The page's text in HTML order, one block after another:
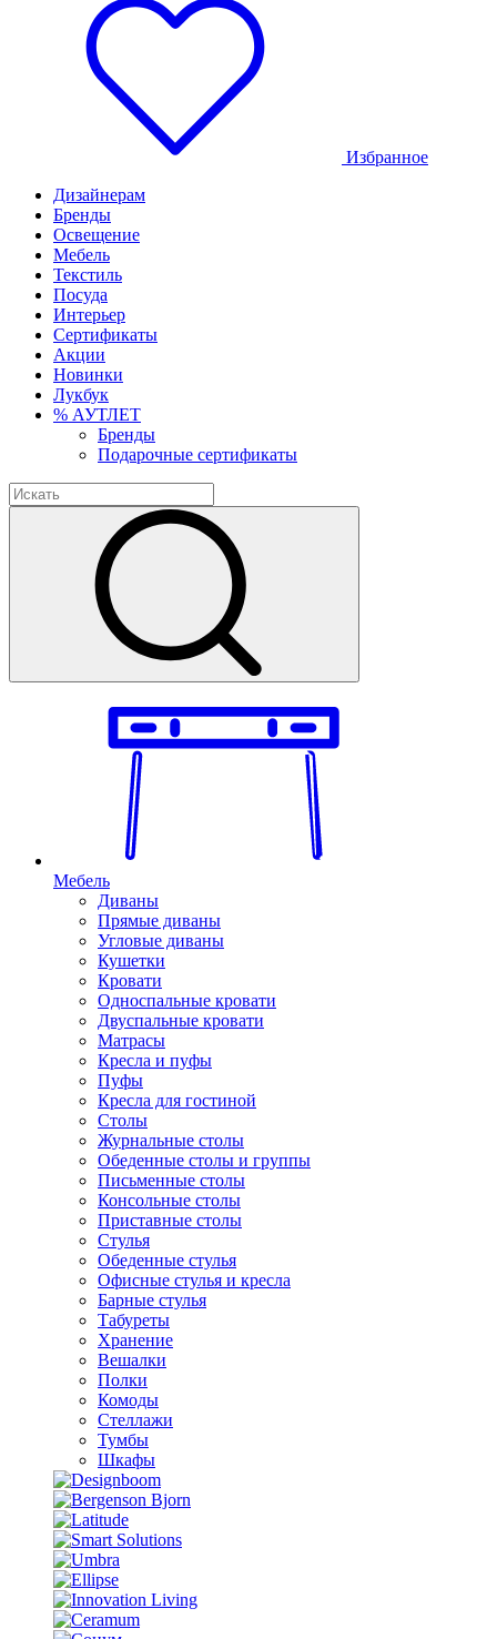
Избранное
Дизайнерам
Бренды
Освещение
Мебель
Текстиль
Посуда
Интерьер
Сертификаты
Акции
Новинки
Лукбук
% АУТЛЕТ
Бренды
Подарочные сертификаты
Мебель
Диваны
Прямые диваны
Угловые диваны
Кушетки
Кровати
Односпальные кровати
Двуспальные кровати
Матрасы
Кресла и пуфы
Пуфы
Кресла для гостиной
Столы
Журнальные столы
Обеденные столы и группы
Письменные столы
Консольные столы
Приставные столы
Стулья
Обеденные стулья
Офисные стулья и кресла
Барные стулья
Табуреты
Хранение
Вешалки
Полки
Комоды
Стеллажи
Тумбы
Шкафы